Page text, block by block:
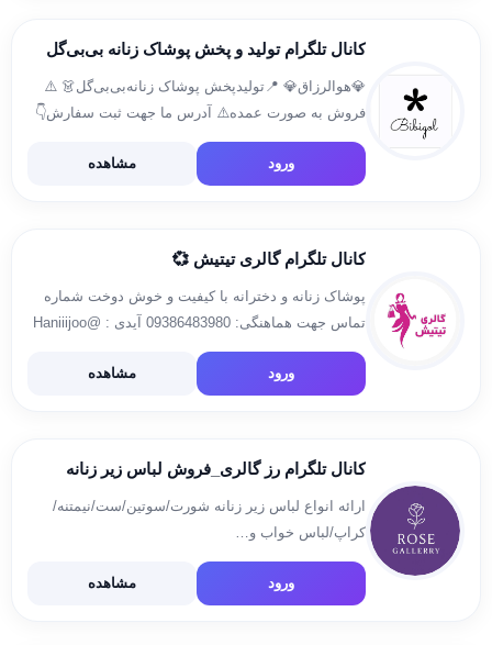
کانال تلگرام تولید و پخش پوشاک زنانه بی‌بی‌گل
💎هوالرزاق💎 📍تولیدپخش پوشاک زنانه‌بی‌بی‌گل👗 ⚠️
فروش به صورت عمده⚠️ آدرس ما جهت ثبت سفارش👇
https://www.instagram.com/bibigol_bazar
ورود مشاهده
کانال تلگرام گالری تیتیش 💞
پوشاک زنانه و دخترانه با کیفیت و خوش دوخت شماره
تماس جهت هماهنگی: 09386483980 آیدی : @Haniiijoo
ورود مشاهده
کانال تلگرام رز گالری_فروش لباس زیر زنانه
ارائه انواع لباس زیر زنانه شورت/سوتین/ست/نیمتنه/
کراپ/لباس خواب و…
ورود مشاهده